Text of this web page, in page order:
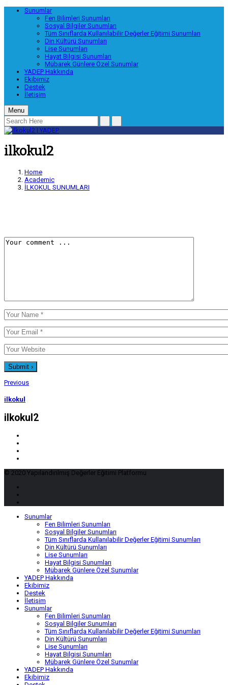
Sunumlar
Fen Bilimleri Sunumları
Sosyal Bilgiler Sunumları
Tüm Sınıflarda Kullanılabilir Değerler Eğitimi Sunumları
Din Kültürü Sunumları
Lise Sunumları
Hayat Bilgisi Sunumları
Mübarek Günlere Özel Sunumlar
YADEP Hakkında
Ekibimiz
Destek
İletişim
Menu
ilkokul2
Home
Academic
İLKOKUL SUNUMLARI
Previous
ilkokul
ilkokul2
© 2020 Yapılandırılmış Değerler Eğitimi Platformu
Sunumlar
Fen Bilimleri Sunumları
Sosyal Bilgiler Sunumları
Tüm Sınıflarda Kullanılabilir Değerler Eğitimi Sunumları
Din Kültürü Sunumları
Lise Sunumları
Hayat Bilgisi Sunumları
Mübarek Günlere Özel Sunumlar
YADEP Hakkında
Ekibimiz
Destek
İletişim
Sunumlar
Fen Bilimleri Sunumları
Sosyal Bilgiler Sunumları
Tüm Sınıflarda Kullanılabilir Değerler Eğitimi Sunumları
Din Kültürü Sunumları
Lise Sunumları
Hayat Bilgisi Sunumları
Mübarek Günlere Özel Sunumlar
YADEP Hakkında
Ekibimiz